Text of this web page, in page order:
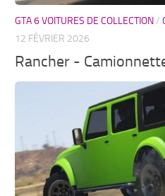
GTA 6 VOITURES DE COLLECTION/
12 FÉVRIER 2026
Rancher -